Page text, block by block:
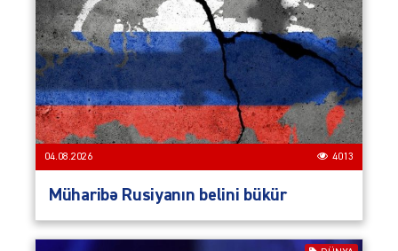
04.08.2026 4013
Müharibə Rusiyanın belini bükür